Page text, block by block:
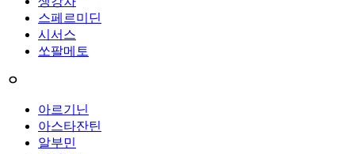
스페르미딘
시서스
쏘팔메토
ㅇ
아르기닌
아스타잔틴
알부민